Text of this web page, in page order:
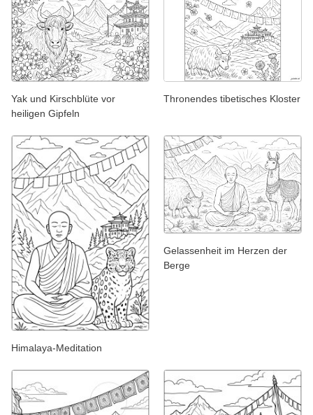
Yak und Kirschblüte vor
heiligen Gipfeln
Thronendes tibetisches Kloster
Himalaya-Meditation
Gelassenheit im Herzen der
Berge